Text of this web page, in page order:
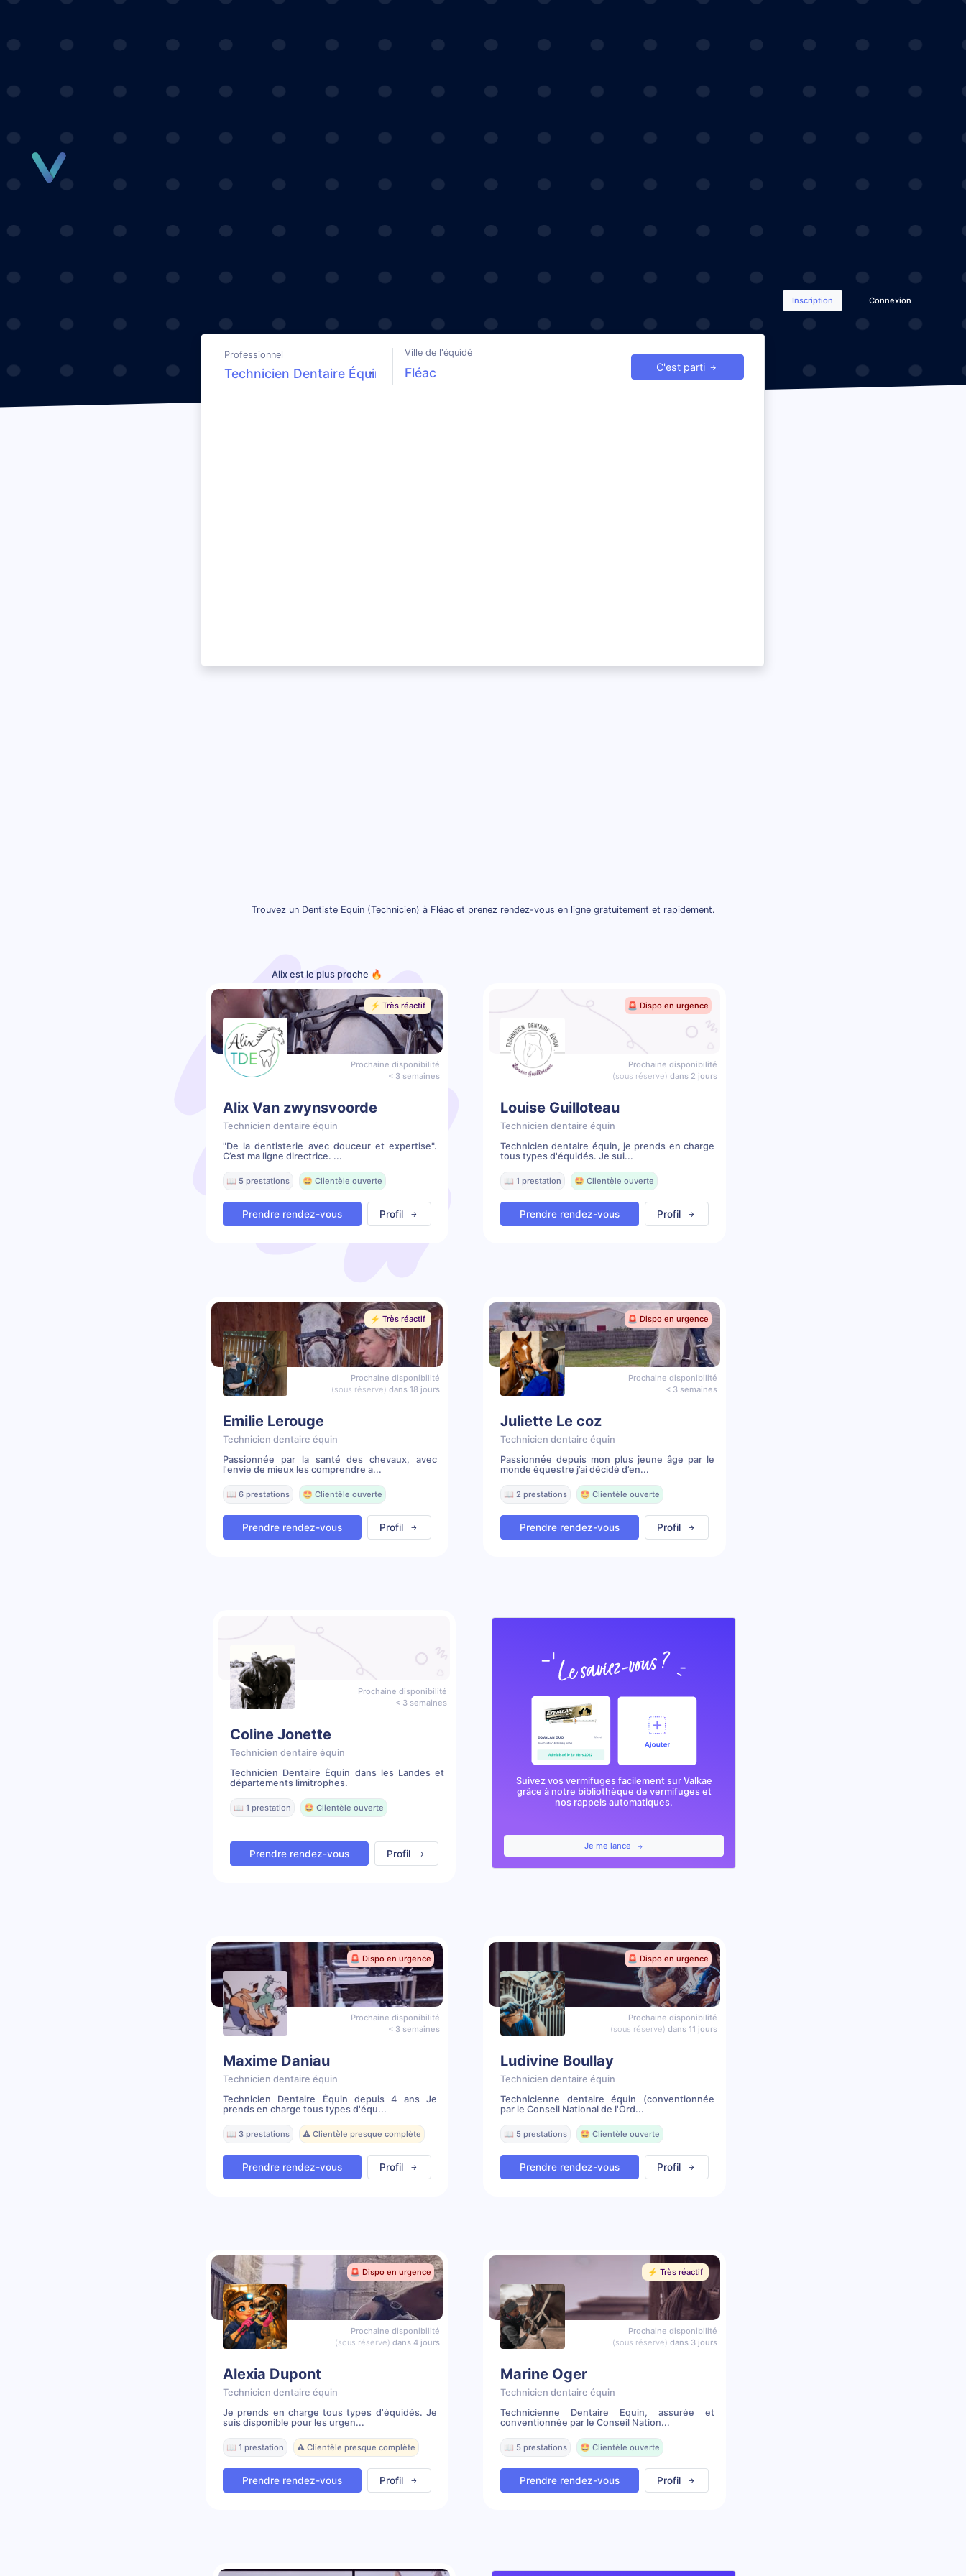
Inscription Connexion
Professionnel Ville de l'équidé
C'est parti
Trouvez un Dentiste Equin (Technicien) à Fléac et prenez rendez-vous en ligne gratuitement et rapidement.
Alix est le plus proche 🔥
⚡️ Très réactif
Prochaine disponibilité
< 3 semaines
Alix Van zwynsvoorde
Technicien dentaire équin
"De la dentisterie avec douceur et expertise".
C’est ma ligne directrice. ...
📖 5 prestations 🤩 Clientèle ouverte
Prendre rendez-vous Profil
🚨 Dispo en urgence
Prochaine disponibilité
(sous réserve) dans 2 jours
Louise Guilloteau
Technicien dentaire équin
Technicien dentaire équin, je prends en charge
tous types d'équidés. Je sui...
📖 1 prestation 🤩 Clientèle ouverte
Prendre rendez-vous Profil
⚡️ Très réactif
Prochaine disponibilité
(sous réserve) dans 18 jours
Emilie Lerouge
Technicien dentaire équin
Passionnée par la santé des chevaux, avec
l'envie de mieux les comprendre a...
📖 6 prestations 🤩 Clientèle ouverte
Prendre rendez-vous Profil
🚨 Dispo en urgence
Prochaine disponibilité
< 3 semaines
Juliette Le coz
Technicien dentaire équin
Passionnée depuis mon plus jeune âge par le
monde équestre j’ai décidé d’en...
📖 2 prestations 🤩 Clientèle ouverte
Prendre rendez-vous Profil
Prochaine disponibilité
< 3 semaines
Coline Jonette
Technicien dentaire équin
Technicien Dentaire Équin dans les Landes et
départements limitrophes.
📖 1 prestation 🤩 Clientèle ouverte
Prendre rendez-vous Profil
Suivez vos vermifuges facilement sur Valkae
grâce à notre bibliothèque de vermifuges et
nos rappels automatiques.
Je me lance
🚨 Dispo en urgence
Prochaine disponibilité
< 3 semaines
Maxime Daniau
Technicien dentaire équin
Technicien Dentaire Équin depuis 4 ans Je
prends en charge tous types d'équ...
📖 3 prestations ⚠️ Clientèle presque complète
Prendre rendez-vous Profil
🚨 Dispo en urgence
Prochaine disponibilité
(sous réserve) dans 11 jours
Ludivine Boullay
Technicien dentaire équin
Technicienne dentaire équin (conventionnée
par le Conseil National de l'Ord...
📖 5 prestations 🤩 Clientèle ouverte
Prendre rendez-vous Profil
🚨 Dispo en urgence
Prochaine disponibilité
(sous réserve) dans 4 jours
Alexia Dupont
Technicien dentaire équin
Je prends en charge tous types d'équidés. Je
suis disponible pour les urgen...
📖 1 prestation ⚠️ Clientèle presque complète
Prendre rendez-vous Profil
⚡️ Très réactif
Prochaine disponibilité
(sous réserve) dans 3 jours
Marine Oger
Technicien dentaire équin
Technicienne Dentaire Equin, assurée et
conventionnée par le Conseil Nation...
📖 5 prestations 🤩 Clientèle ouverte
Prendre rendez-vous Profil